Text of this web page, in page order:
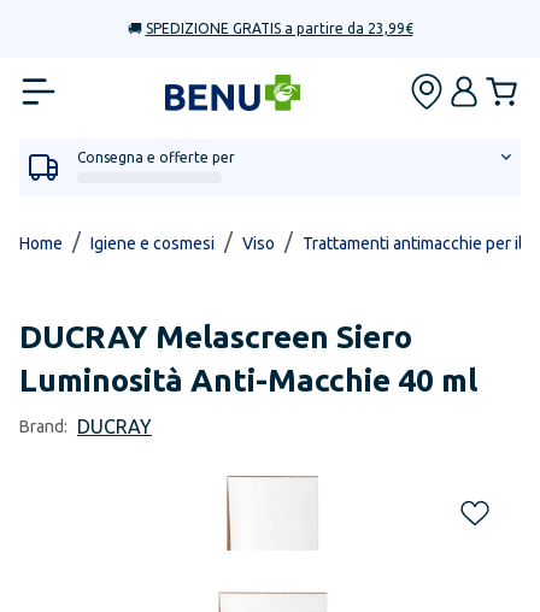
🚚 SPEDIZIONE GRATIS a partire da 23,99€
Consegna e offerte per
Home / Igiene e cosmesi / Viso / Trattamenti antimacchie per il
DUCRAY Melascreen Siero
Luminosità Anti-Macchie 40 ml
Brand: DUCRAY